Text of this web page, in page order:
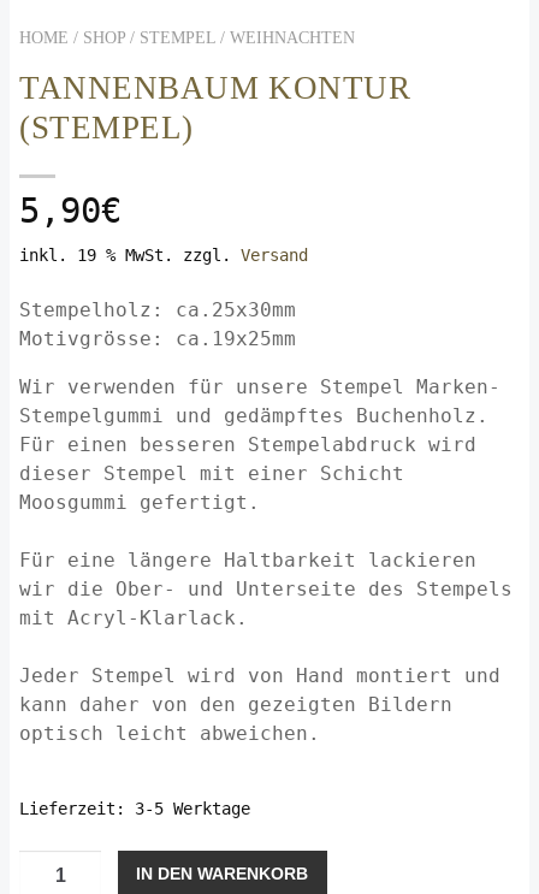
HOME / SHOP / STEMPEL /WEIHNACHTEN
TANNENBAUM KONTUR
(STEMPEL)
5,90€
inkl. 19 % MwSt. zzgl.Versand
Stempelholz: ca.25x30mm
Motivgrösse: ca.19x25mm
Wir verwenden für unsere Stempel Marken-
Stempelgummi und gedämpftes Buchenholz.
Für einen besseren Stempelabdruck wird
dieser Stempel mit einer Schicht
Moosgummi gefertigt.
Für eine längere Haltbarkeit lackieren
wir die Ober- und Unterseite des Stempels
mit Acryl-Klarlack.
Jeder Stempel wird von Hand montiert und
kann daher von den gezeigten Bildern
optisch leicht abweichen.
Lieferzeit: 3-5 Werktage
TannenbaumIN DEN WARENKORB